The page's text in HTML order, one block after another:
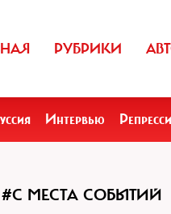
РУБРИКИ
Интервью
#С МЕСТА СОБЫТИЙ